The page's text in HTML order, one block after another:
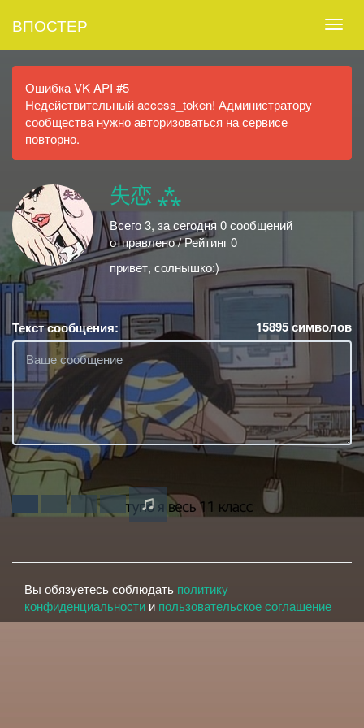
ВПОСТЕР
Ошибка VK API #5
Недействительный access_token! Администратору
сообщества нужно авторизоваться на сервисе
повторно.
失恋 ⁂
Всего 3, за сегодня 0 сообщений
отправлено / Рейтинг 0
привет, солнышко:)
Текст сообщения: 15895символов
Вы обязуетесь соблюдать политику
конфиденциальности и пользовательское соглашение